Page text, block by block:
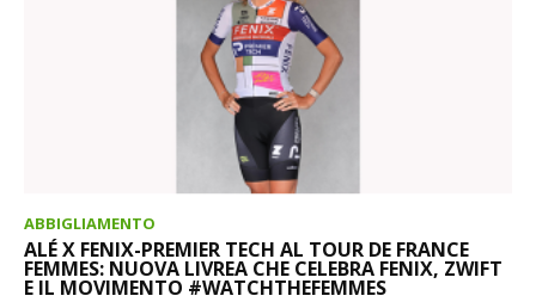
ABBIGLIAMENTO
ALÉ X FENIX-PREMIER TECH AL TOUR DE FRANCE
FEMMES: NUOVA LIVREA CHE CELEBRA FENIX, ZWIFT
E IL MOVIMENTO #WATCHTHEFEMMES